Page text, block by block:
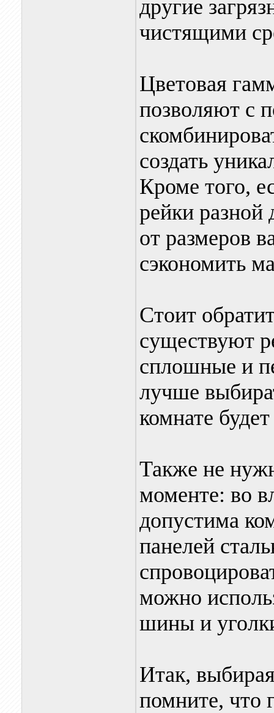
другие
чистящими
Цветовая
позволяют с
создать
Кроме того,
рейки
от размеров
сэкономить
Стоит
существуют
сплошные и
лучше
комнате
Также не
моменте: во
допустима
панелей
можно
шины и
Итак,
помните, что